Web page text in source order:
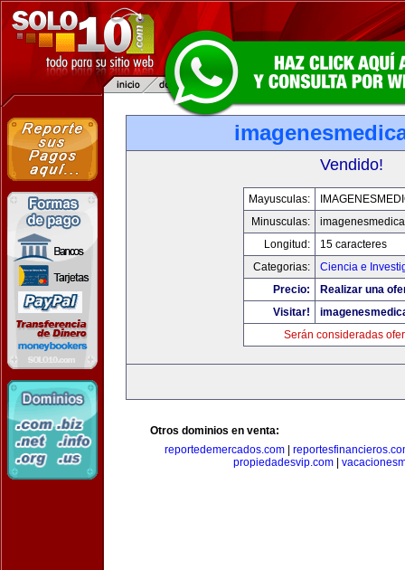
Vendido!
Mayusculas:
Minusculas:
Longitud:
15 caracteres
Categorias:
Ciencia e
Precio:
Realizar una
Visitar!
Serán consideradas
Otros dominios en venta:
reportedemercados.com
propiedadesvip.com